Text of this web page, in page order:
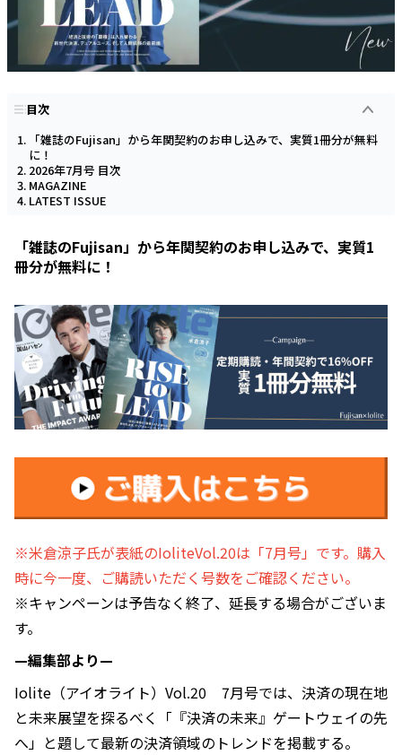
目次
「雑誌のFujisan」から年関契約のお申し込みで、実質1冊分が無料
に！
2026年7月号 目次
MAGAZINE
LATEST ISSUE
「雑誌のFujisan」から年関契約のお申し込みで、実質1
冊分が無料に！
※米倉涼子氏が表紙のIoliteVol.20は「7月号」です。購入
時に今一度、ご購読いただく号数をご確認ください。
※キャンペーンは予告なく終了、延長する場合がございま
す。
—編集部より—
Iolite（アイオライト）Vol.20 7月号では、決済の現在地
と未来展望を探るべく「『決済の未来』ゲートウェイの先
へ」と題して最新の決済領域のトレンドを掲載する。